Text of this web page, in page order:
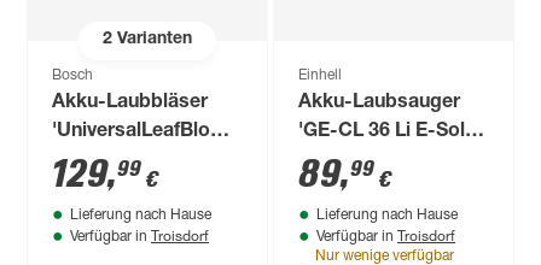
2Varianten
Bosch
Akku-Laubbläser
'UniversalLeafBlower
SET 18V-130' mit
Akku und Ladegerät
129,99 €
Lieferung nach Hause
Verfügbar in Troisdorf
Einhell
Akku-Laubsauger
'GE-CL 36 Li E-Solo'
ohne Akku
89,99 €
Lieferung nach Hause
Verfügbar in Troisdorf
Nur wenige verfügbar